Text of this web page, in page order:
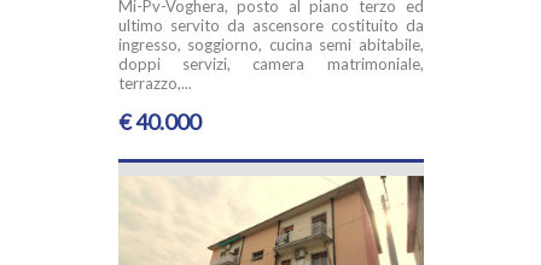
Mi-Pv-Voghera, posto al piano terzo ed
ultimo servito da ascensore costituito da
ingresso, soggiorno, cucina semi abitabile,
doppi servizi, camera matrimoniale,
terrazzo,...
€ 40.000